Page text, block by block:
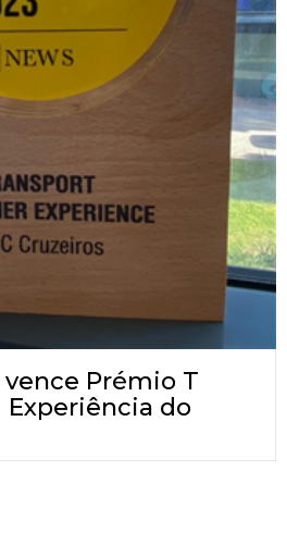
vence Prémio T
Experiência do